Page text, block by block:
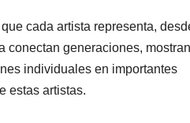
cada artista representa,
conectan generaciones,
individuales en importantes
estas artistas.